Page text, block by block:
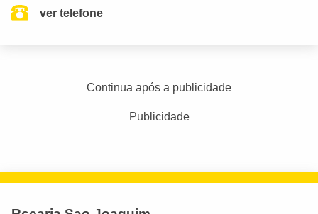
ver telefone
Continua após a publicidade
Publicidade